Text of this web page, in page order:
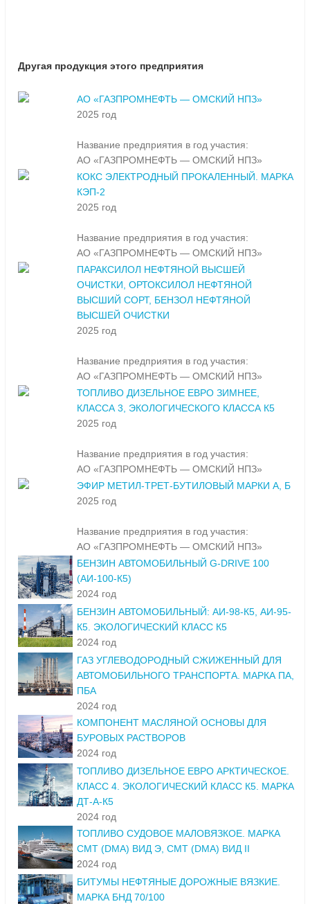
Другая продукция этого предприятия
АО «ГАЗПРОМНЕФТЬ — ОМСКИЙ НПЗ»
2025 год
Название предприятия в год участия:
АО «ГАЗПРОМНЕФТЬ — ОМСКИЙ НПЗ»
КОКС ЭЛЕКТРОДНЫЙ ПРОКАЛЕННЫЙ. МАРКА
КЭП-2
2025 год
Название предприятия в год участия:
АО «ГАЗПРОМНЕФТЬ — ОМСКИЙ НПЗ»
ПАРАКСИЛОЛ НЕФТЯНОЙ ВЫСШЕЙ
ОЧИСТКИ, ОРТОКСИЛОЛ НЕФТЯНОЙ
ВЫСШИЙ СОРТ, БЕНЗОЛ НЕФТЯНОЙ
ВЫСШЕЙ ОЧИСТКИ
2025 год
Название предприятия в год участия:
АО «ГАЗПРОМНЕФТЬ — ОМСКИЙ НПЗ»
ТОПЛИВО ДИЗЕЛЬНОЕ ЕВРО ЗИМНЕЕ,
КЛАССА 3, ЭКОЛОГИЧЕСКОГО КЛАССА К5
2025 год
Название предприятия в год участия:
АО «ГАЗПРОМНЕФТЬ — ОМСКИЙ НПЗ»
ЭФИР МЕТИЛ-ТРЕТ-БУТИЛОВЫЙ МАРКИ А, Б
2025 год
Название предприятия в год участия:
АО «ГАЗПРОМНЕФТЬ — ОМСКИЙ НПЗ»
БЕНЗИН АВТОМОБИЛЬНЫЙ G-DRIVE 100
(АИ-100-К5)
2024 год
БЕНЗИН АВТОМОБИЛЬНЫЙ: АИ-98-К5, АИ-95-
К5. ЭКОЛОГИЧЕСКИЙ КЛАСС К5
2024 год
ГАЗ УГЛЕВОДОРОДНЫЙ СЖИЖЕННЫЙ ДЛЯ
АВТОМОБИЛЬНОГО ТРАНСПОРТА. МАРКА ПА,
ПБА
2024 год
КОМПОНЕНТ МАСЛЯНОЙ ОСНОВЫ ДЛЯ
БУРОВЫХ РАСТВОРОВ
2024 год
ТОПЛИВО ДИЗЕЛЬНОЕ ЕВРО АРКТИЧЕСКОЕ.
КЛАСС 4. ЭКОЛОГИЧЕСКИЙ КЛАСС К5. МАРКА
ДТ-А-К5
2024 год
ТОПЛИВО СУДОВОЕ МАЛОВЯЗКОЕ. МАРКА
СМТ (DMA) ВИД Э, СМТ (DMA) ВИД II
2024 год
БИТУМЫ НЕФТЯНЫЕ ДОРОЖНЫЕ ВЯЗКИЕ.
МАРКА БНД 70/100